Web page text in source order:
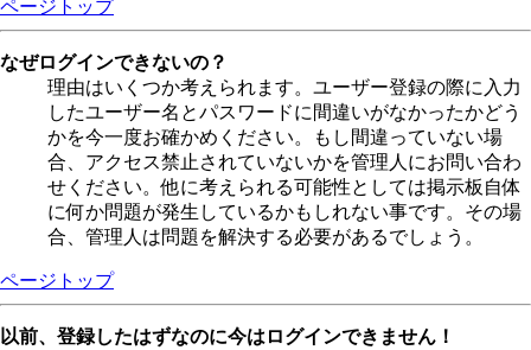
ページトップ
なぜログインできないの？
理由はいくつか考えられます。ユーザー登録の際に入力
したユーザー名とパスワードに間違いがなかったかどう
かを今一度お確かめください。もし間違っていない場
合、アクセス禁止されていないかを管理人にお問い合わ
せください。他に考えられる可能性としては掲示板自体
に何か問題が発生しているかもしれない事です。その場
合、管理人は問題を解決する必要があるでしょう。
ページトップ
以前、登録したはずなのに今はログインできません！